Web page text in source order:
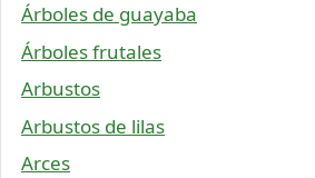
Árboles de guayaba
Árboles frutales
Arbustos
Arbustos de lilas
Arces